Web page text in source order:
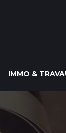
IMMO &